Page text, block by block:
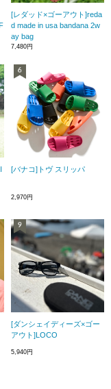
[レダッド×ゴーアウト]reda
d made in usa bandana 2w
ay bag
7,480円
[バナコ]トヴ スリッパ
2,970円
[ダンシェイディーズ×ゴー
アウト]LOCO
5,940円